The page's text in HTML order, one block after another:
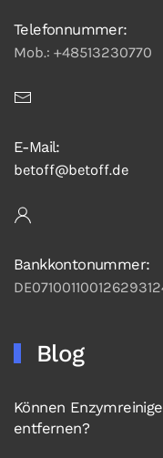
Telefonnummer:
Mob.: +48513230770
E-Mail:
betoff@betoff.de
Bankkontonummer:
Blog
Können
entfernen?